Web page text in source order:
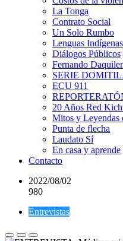
La Tonga
Contrato Social
Un Solo Rumbo
Lenguas Indígenas
Diálogos Públicos
Fernando
SERIE
ECU 911
20 Años Red
Mitos y Leyendas
Punta de flecha
Laudato Sí
En casa y aprende
Contacto
2022/08/02
980
Entrevistas